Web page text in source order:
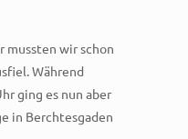
mussten wir schon
Während
ging es nun aber
in Berchtesgaden